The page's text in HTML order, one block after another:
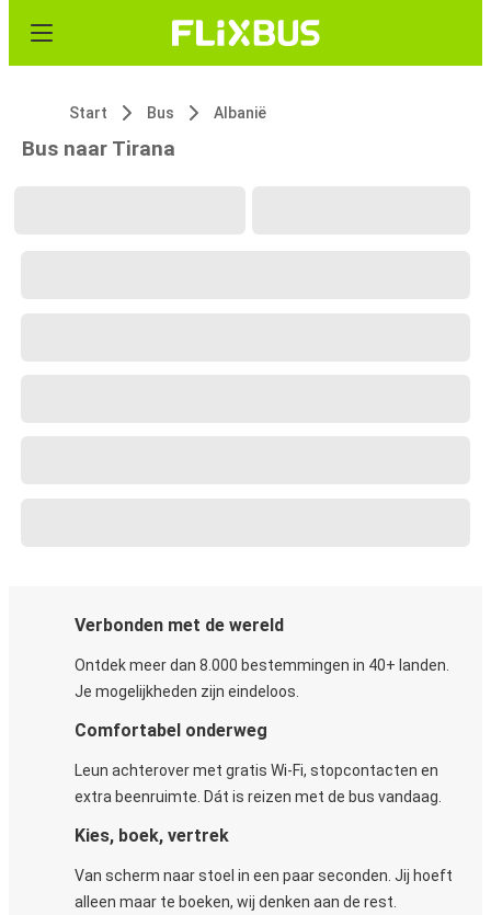
Start Bus Albanië
Bus naar Tirana
Verbonden met de wereld
Ontdek meer dan 8.000 bestemmingen in 40+ landen.
Je mogelijkheden zijn eindeloos.
Comfortabel onderweg
Leun achterover met gratis Wi-Fi, stopcontacten en
extra beenruimte. Dát is reizen met de bus vandaag.
Kies, boek, vertrek
Van scherm naar stoel in een paar seconden. Jij hoeft
alleen maar te boeken, wij denken aan de rest.